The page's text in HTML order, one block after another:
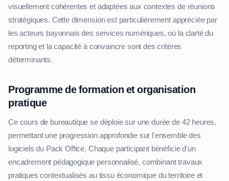
visuellement cohérentes et adaptées aux contextes de réunions
stratégiques. Cette dimension est particulièrement appréciée par
les acteurs bayonnais des services numériques, où la clarté du
reporting et la capacité à convaincre sont des critères
déterminants.
Programme de formation et organisation
pratique
Ce cours de bureautique se déploie sur une durée de 42 heures,
permettant une progression approfondie sur l'ensemble des
logiciels du Pack Office. Chaque participant bénéficie d'un
encadrement pédagogique personnalisé, combinant travaux
pratiques contextualisés au tissu économique du territoire et